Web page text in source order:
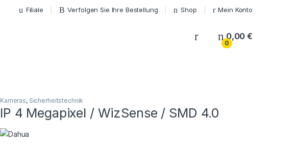
Filiale Verfolgen Sie Ihre Bestellung Shop Mein Konto
My Account
0
0,00€
Kameras, Sicherheitstechnik
IP 4 Megapixel / WizSense / SMD 4.0